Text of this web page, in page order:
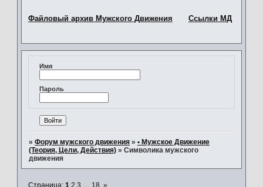
Файловый архив Мужского Движения Ссылки МД
Имя
Пароль
» Форум мужского движения » • Мужское Движение
(Теория, Цели, Действия) » Символика мужского
движения